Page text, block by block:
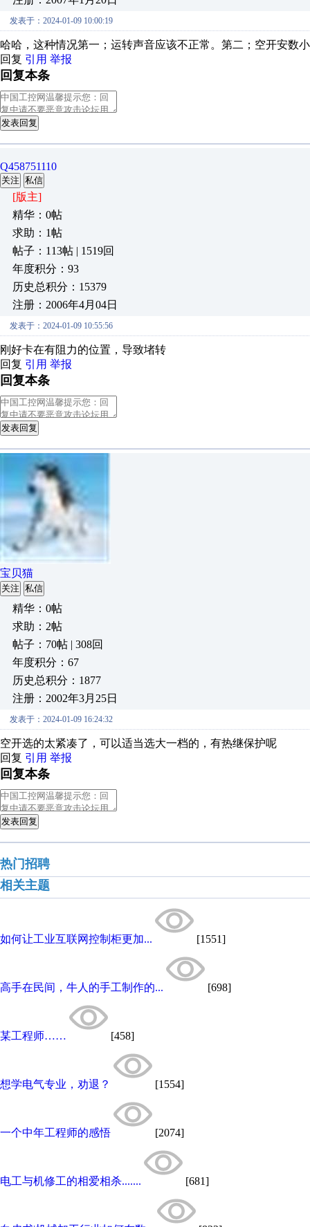
发表于：2024-01-09 10:00:19
哈哈，这种情况第一；运转声音应该不正常。第二；空开安数
回复 引用 举报
回复本条
发表回复
Q458751110
关注 私信
[版主]
精华：0帖
求助：1帖
帖子：113帖 | 1519回
年度积分：93
历史总积分：15379
注册：2006年4月04日
发表于：2024-01-09 10:55:56
刚好卡在有阻力的位置，导致堵转
回复 引用 举报
回复本条
发表回复
宝贝猫
关注 私信
精华：0帖
求助：2帖
帖子：70帖 | 308回
年度积分：67
历史总积分：1877
注册：2002年3月25日
发表于：2024-01-09 16:24:32
空开选的太紧凑了，可以适当选大一档的，有热继保护呢
回复 引用 举报
回复本条
发表回复
热门招聘
相关主题
如何让工业互联网控制柜更加... [1551]
高手在民间，牛人的手工制作的... [698]
某工程师…… [458]
想学电气专业，劝退？ [1554]
一个中年工程师的感悟 [2074]
电工与机修工的相爱相杀....... [681]